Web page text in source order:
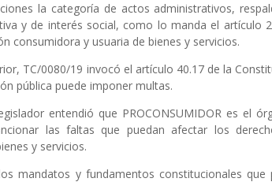
la categoría de actos administrativos,
y de interés social, como lo manda el artículo
consumidora y usuaria de bienes y servicios.
TC/0080/19 invocó el artículo 40.17 de la
pública puede imponer multas.
entendió que PROCONSUMIDOR es el
las faltas que puedan afectar los
y servicios.
mandatos y fundamentos constitucionales que